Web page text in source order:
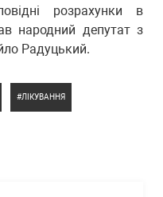
розрахунки в
народний депутат з
Радуцький.
ЛІКУВАННЯ